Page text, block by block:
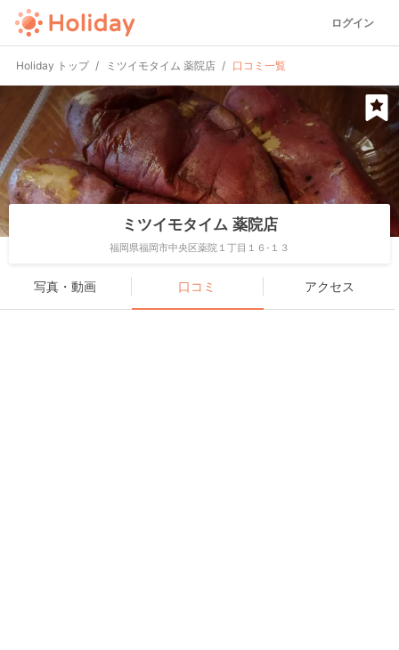
ログイン
Holiday トップ ミツイモタイム 薬院店 口コミ一覧
ミツイモタイム 薬院店
福岡県福岡市中央区薬院１丁目１６-１３
写真・動画 口コミ アクセス